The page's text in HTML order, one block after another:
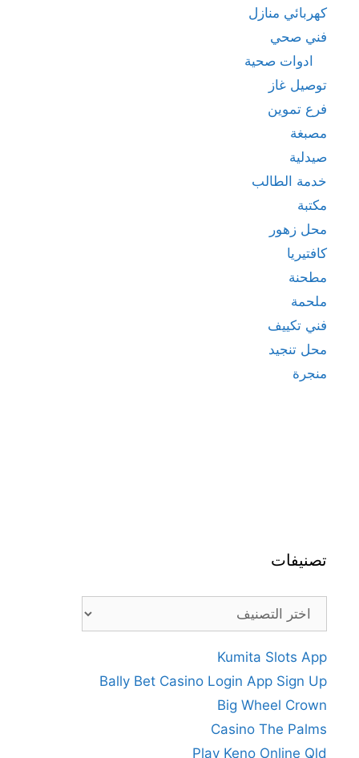
كهربائي منازل
فني صحي
ادوات صحية
توصيل غاز
فرع تموين
مصبغة
صيدلية
خدمة الطالب
مكتبة
محل زهور
كافتيريا
مطحنة
ملحمة
فني تكييف
محل تنجيد
منجرة
تصنيفات
تصنيفات
Kumita Slots App
Bally Bet Casino Login App Sign Up
Big Wheel Crown
Casino The Palms
Play Keno Online Qld